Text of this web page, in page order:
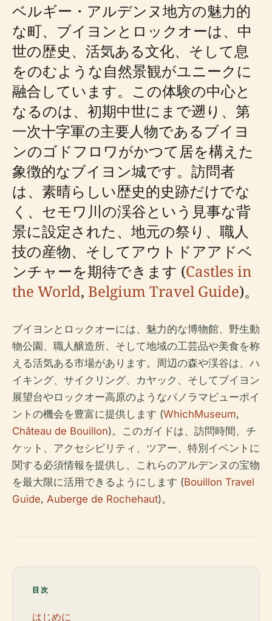
ベルギー・アルデンヌ地方の魅力的
な町、ブイヨンとロックオーは、中
世の歴史、活気ある文化、そして息
をのむような自然景観がユニークに
融合しています。この体験の中心と
なるのは、初期中世にまで遡り、第
一次十字軍の主要人物であるブイヨ
ンのゴドフロワがかつて居を構えた
象徴的なブイヨン城です。訪問者
は、素晴らしい歴史的史跡だけでな
く、セモワ川の渓谷という見事な背
景に設定された、地元の祭り、職人
技の産物、そしてアウトドアアドベ
ンチャーを期待できます (Castles in
the World, Belgium Travel Guide)。
ブイヨンとロックオーには、魅力的な博物館、野生動
物公園、職人醸造所、そして地域の工芸品や美食を称
える活気ある市場があります。周辺の森や渓谷は、ハ
イキング、サイクリング、カヤック、そしてブイヨン
展望台やロックオー高原のようなパノラマビューポイ
ントの機会を豊富に提供します (WhichMuseum,
Château de Bouillon)。このガイドは、訪問時間、チ
ケット、アクセシビリティ、ツアー、特別イベントに
関する必須情報を提供し、これらのアルデンヌの宝物
を最大限に活用できるようにします (Bouillon Travel
Guide, Auberge de Rochehaut)。
目次
はじめに